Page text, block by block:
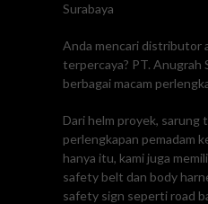
Surabaya
Anda mencari distributor
terpercaya? PT. Anugrah
berbagai macam
Dari helm proyek,
perlengkapan pemadam
hanya itu, kami juga
safety belt dan body
safety sign seperti road